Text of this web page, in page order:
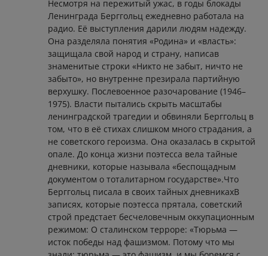
Несмотря на пережитый ужас, в годы блокады
Ленинграда Берггольц ежедневно работала на
радио. Её выступления дарили людям надежду.
Она разделяла понятия «Родина» и «власть»:
защищала свой народ и страну, написав
знаменитые строки «Никто не забыт, ничто не
забыто», но внутренне презирала партийную
верхушку. Послевоенное разочарование (1946–
1975). Власти пытались скрыть масштабы
ленинградской трагедии и обвиняли Берггольц в
том, что в её стихах слишком много страдания, а
не советского героизма. Она оказалась в скрытой
опале. До конца жизни поэтесса вела тайные
дневники, которые называла «беспощадным
документом о тоталитарном государстве».Что
Берггольц писала в своих тайных дневникахВ
записях, которые поэтесса прятала, советский
строй предстает бесчеловечным оккупационным
режимом: О сталинском терроре: «Тюрьма —
исток победы над фашизмом. Потому что мы